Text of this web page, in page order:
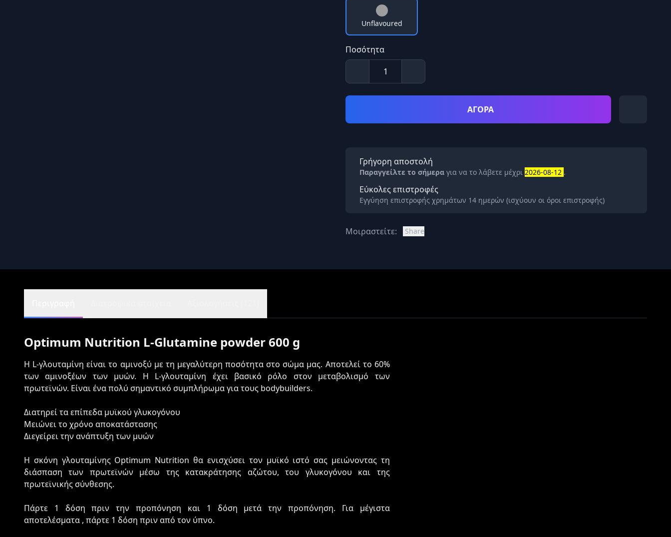
Unflavoured
Ποσότητα
ΑΓΟΡΑ
Γρήγορη αποστολή
Παραγγείλτε το σήμερα για να το λάβετε μέχρι 2026-08-12 .
Εύκολες επιστροφές
Εγγύηση επιστροφής χρημάτων 14 ημερών (ισχύουν οι όροι επιστροφής)
Μοιραστείτε: Share
Optimum Nutrition L-Glutamine powder 600 g
Η L-γλουταμίνη είναι το αμινοξύ με τη μεγαλύτερη ποσότητα στο σώμα μας. Αποτελεί το 60%
των αμινοξέων των μυών. Η L-γλουταμίνη έχει βασικό ρόλο στον μεταβολισμό των
πρωτεϊνών. Είναι ένα πολύ σημαντικό συμπλήρωμα για τους bodybuilders.
Διατηρεί τα επίπεδα μυϊκού γλυκογόνου
Μειώνει το χρόνο αποκατάστασης
Διεγείρει την ανάπτυξη των μυών
Η σκόνη γλουταμίνης Optimum Nutrition θα ενισχύσει τον μυϊκό ιστό σας μειώνοντας τη
διάσπαση των πρωτεϊνών μέσω της κατακράτησης αζώτου, του γλυκογόνου και της
πρωτεϊνικής σύνθεσης.
Πάρτε 1 δόση πριν την προπόνηση και 1 δόση μετά την προπόνηση. Για μέγιστα
αποτελέσματα , πάρτε 1 δόση πριν από τον ύπνο.